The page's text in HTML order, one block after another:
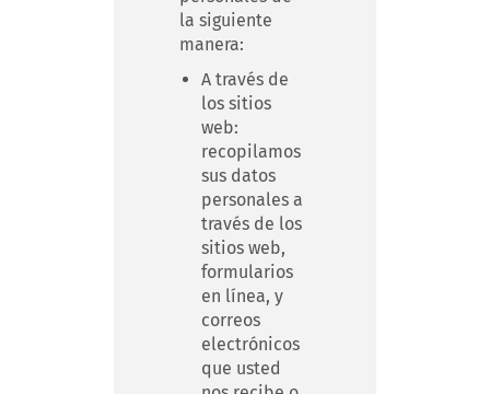
la siguiente
manera:
A través de
los sitios
web:
recopilamos
sus datos
personales a
través de los
sitios web,
formularios
en línea, y
correos
electrónicos
que usted